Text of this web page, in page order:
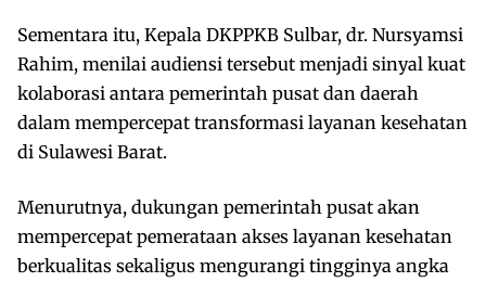
Sementara itu, Kepala DKPPKB Sulbar, dr. Nursyamsi
Rahim, menilai audiensi tersebut menjadi sinyal kuat
kolaborasi antara pemerintah pusat dan daerah
dalam mempercepat transformasi layanan kesehatan
di Sulawesi Barat.
Menurutnya, dukungan pemerintah pusat akan
mempercepat pemerataan akses layanan kesehatan
berkualitas sekaligus mengurangi tingginya angka